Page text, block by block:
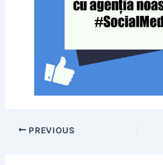
PREVIOUS